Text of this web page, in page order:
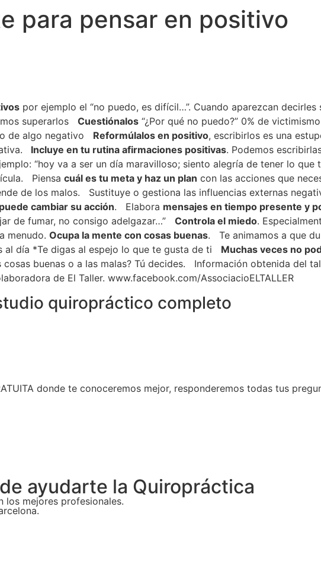
para pensar en positivo
por ejemplo el “no puedo, es difícil…”. Cuando aparezcan
superarlos
Cuestiónalos “¿Por qué no puedo?” 0% de
de algo negativo
Reformúlalos en positivo, escribirlos es una
Incluye en tu rutina afirmaciones positivas. Podemos
“hoy va a ser un día maravilloso; siento alegría de tener lo
Piensa cuál es tu meta y haz un plan con las acciones que
de los malos.
Sustituye o gestiona las influencias externas
cambiar su acción. Elabora mensajes en tiempo presente y
de fumar, no consigo adelgazar…”
Controla el miedo.
menudo. Ocupa la mente con cosas buenas. Te animamos a que
al día *Te digas al espejo lo que te gusta de ti
Muchas veces no
buenas o a las malas? Tú decides.
Información obtenida del
de El Taller. www.facebook.com/AssociacioELTALLER
quiropráctico completo
donde te conoceremos mejor, responderemos todas tus
ayudarte la Quiropráctica
los mejores profesionales.